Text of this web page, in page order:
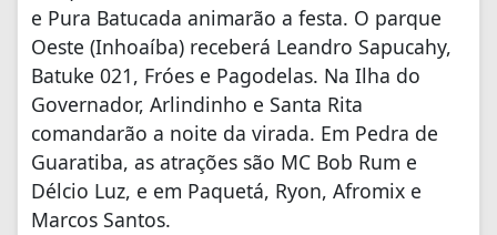
e Pura Batucada animarão a festa. O parque
Oeste (Inhoaíba) receberá Leandro Sapucahy,
Batuke 021, Fróes e Pagodelas. Na Ilha do
Governador, Arlindinho e Santa Rita
comandarão a noite da virada. Em Pedra de
Guaratiba, as atrações são MC Bob Rum e
Délcio Luz, e em Paquetá, Ryon, Afromix e
Marcos Santos.